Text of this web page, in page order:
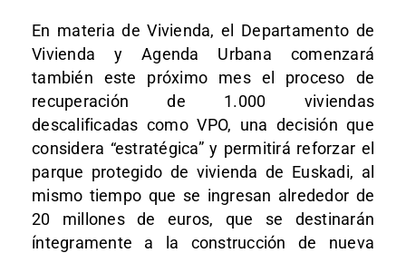
En materia de Vivienda, el Departamento de
Vivienda y Agenda Urbana comenzará
también este próximo mes el proceso de
recuperación de 1.000 viviendas
descalificadas como VPO, una decisión que
considera “estratégica” y permitirá reforzar el
parque protegido de vivienda de Euskadi, al
mismo tiempo que se ingresan alrededor de
20 millones de euros, que se destinarán
íntegramente a la construcción de nueva